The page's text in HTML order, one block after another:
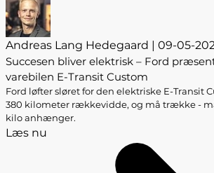
Andreas Lang Hedegaard | 09-05-
Succesen bliver elektrisk – Ford
varebilen E-Transit Custom
Ford løfter sløret for den elektriske E-Transit
380 kilometer rækkevidde, og må trække -
kilo anhænger.
Læs nu